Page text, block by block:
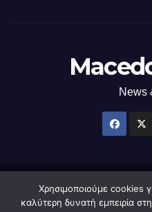
News
Δημιουργήθηκε από το
Θέμα:
Χρησιμοποιούμε cookies
καλύτερη δυνατή εμπειρία